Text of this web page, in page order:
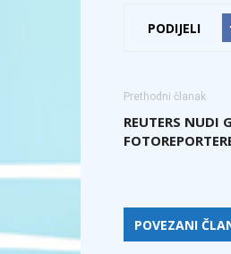
PODIJELI
Prethodni članak
REUTERS NUDI
POVEZANI